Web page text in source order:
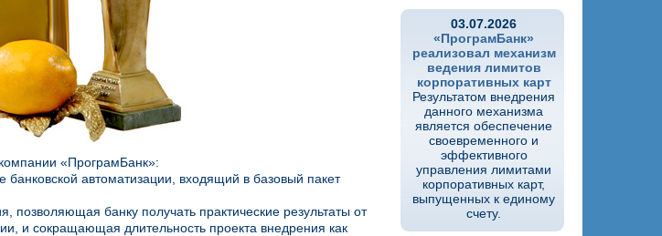
«ПрограмБанк»:
автоматизации, входящий в базовый пакет
позволяющая банку получать практические результаты от
и сокращающая длительность проекта внедрения как
03.07.2026
«ПрограмБанк»
реализовал механизм
ведения лимитов
корпоративных карт
Результатом внедрения
данного механизма
является обеспечение
своевременного и
эффективного
управления лимитами
корпоративных карт,
выпущенных к единому
счету.